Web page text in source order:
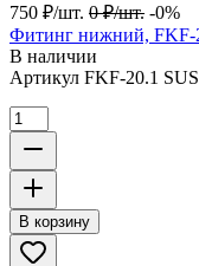
750 ₽/шт. 0 ₽/шт. -0%
Фитинг нижний, FKF-
В наличии
Артикул FKF-20.1
В корзину